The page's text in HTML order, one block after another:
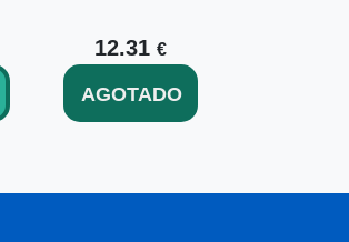
12.31 €
AGOTADO